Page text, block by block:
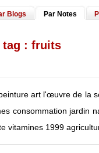
Blogs Par Notes
tag : fruits
art l'œuvre de la
consommation jardin
vitamines 1999